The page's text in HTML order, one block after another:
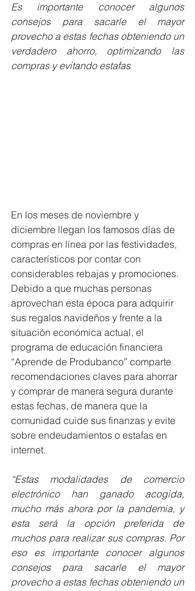
Es importante conocer algunos
consejos para sacarle el mayor
provecho a estas fechas obteniendo un
verdadero ahorro, optimizando las
compras y evitando estafas
En los meses de noviembre y
diciembre llegan los famosos días de
compras en línea por las festividades,
característicos por contar con
considerables rebajas y promociones.
Debido a que muchas personas
aprovechan esta época para adquirir
sus regalos navideños y frente a la
situación económica actual, el
programa de educación financiera
“Aprende de Produbanco” comparte
recomendaciones claves para ahorrar
y comprar de manera segura durante
estas fechas, de manera que la
comunidad cuide sus finanzas y evite
sobre endeudamientos o estafas en
internet.
“Estas modalidades de comercio
electrónico han ganado acogida,
mucho más ahora por la pandemia, y
esta será la opción preferida de
muchos para realizar sus compras. Por
eso es importante conocer algunos
consejos para sacarle el mayor
provecho a estas fechas obteniendo un